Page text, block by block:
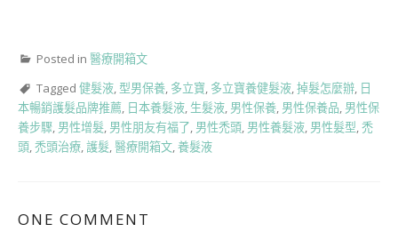
Posted in 醫療開箱文
Tagged 健髮液, 型男保養, 多立寶, 多立寶養健髮液,掉髮怎麼辦, 日
本暢銷護髮品牌推薦, 日本養髮液, 生髮液, 男性保養, 男性保養品, 男性保
養步驟, 男性增髮, 男性朋友有福了, 男性禿頭, 男性養髮液, 男性髮型,禿
頭,禿頭治療,護髮,醫療開箱文,養髮液
ONE COMMENT